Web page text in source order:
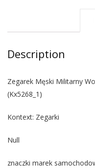
Description
Zegarek Męski Militarny
(Kx5268_1)
Kontext: Zegarki
Null
znaczki marek